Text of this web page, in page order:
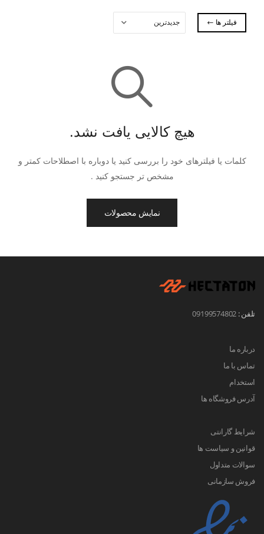
فیلتر ها
هیچ کالایی یافت نشد.
کلمات یا فیلترهای خود را بررسی کنید یا دوباره با اصطلاحات کمتر و
مشخص تر جستجو کنید .
نمایش محصولات
تلفن : 09199574802
درباره ما
تماس با ما
استخدام
آدرس فروشگاه ها
شرایط گارانتی
قوانین و سیاست ها
سوالات متداول
فروش سازمانی